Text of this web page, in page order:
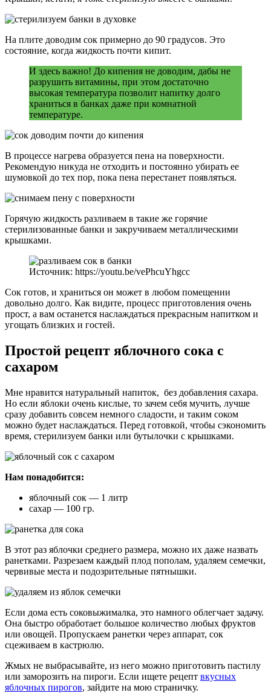
На плите доводим сок примерно до 90 градусов. Это
состояние, когда жидкость почти кипит.
И здесь важно! До кипения не доводим, дабы не
разрушить витамины, при этом достаточно
высокая температура позволит напитку долго
храниться в банках даже при комнатной
температуре.
В процессе нагрева образуется пена на поверхности.
Рекомендую никуда не отходить и постоянно убирать ее
шумовкой до тех пор, пока пена перестанет появляться.
Горячую жидкость разливаем в такие же горячие
стерилизованные банки и закручиваем металлическими
крышками.
Источник: https://youtu.be/vePhcuYhgcc
Сок готов, и храниться он может в любом помещении
довольно долго. Как видите, процесс приготовления очень
прост, а вам останется наслаждаться прекрасным напитком и
угощать близких и гостей.
Простой рецепт яблочного сока с
сахаром
Мне нравится натуральный напиток, без добавления сахара.
Но если яблоки очень кислые, то зачем себя мучить, лучше
сразу добавить совсем немного сладости, и таким соком
можно будет наслаждаться. Перед готовкой, чтобы сэкономить
время, стерилизуем банки или бутылочки с крышками.
Нам понадобится:
яблочный сок — 1 литр
сахар — 100 гр.
В этот раз яблочки среднего размера, можно их даже назвать
ранетками. Разрезаем каждый плод пополам, удаляем семечки,
червивые места и подозрительные пятнышки.
Если дома есть соковыжималка, это намного облегчает задачу.
Она быстро обработает большое количество любых фруктов
или овощей. Пропускаем ранетки через аппарат, сок
сцеживаем в кастрюлю.
Жмых не выбрасывайте, из него можно приготовить пастилу
или заморозить на пироги. Если ищете рецепт вкусных
яблочных пирогов, зайдите на мою страничку.